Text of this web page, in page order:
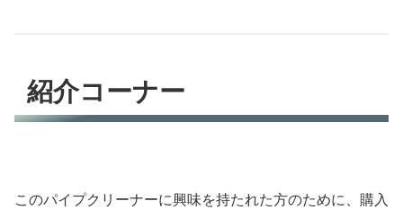
紹介コーナー
このパイプクリーナーに興味を持たれた方のために、購入